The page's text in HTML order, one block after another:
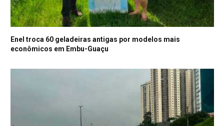
Enel troca 60 geladeiras antigas por modelos mais
econômicos em Embu-Guaçu